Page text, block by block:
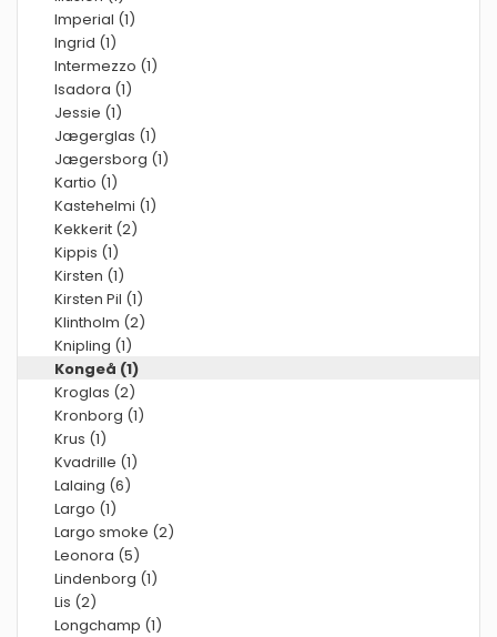
Imperial (1)
Ingrid (1)
Intermezzo (1)
Isadora (1)
Jessie (1)
Jægerglas (1)
Jægersborg (1)
Kartio (1)
Kastehelmi (1)
Kekkerit (2)
Kippis (1)
Kirsten (1)
Kirsten Pil (1)
Klintholm (2)
Knipling (1)
Kongeå (1)
Kroglas (2)
Kronborg (1)
Krus (1)
Kvadrille (1)
Lalaing (6)
Largo (1)
Largo smoke (2)
Leonora (5)
Lindenborg (1)
Lis (2)
Longchamp (1)